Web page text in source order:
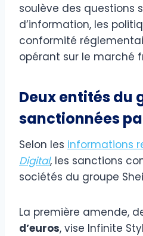
soulève des questions
d’information, les
conformité
opérant sur le marché
Deux entités du
sanctionnées
Selon les informations
Digital, les sanctions
sociétés du groupe
La première amende,
d’euros, vise Infinite